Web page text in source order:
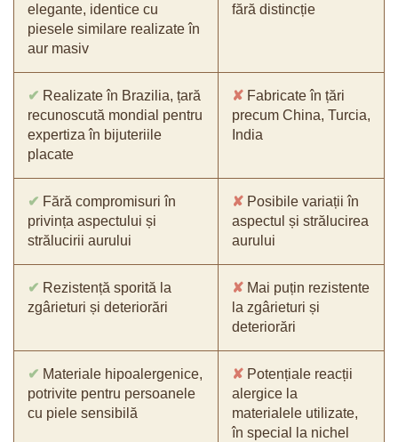
elegante, identice cu
piesele similare realizate în
aur masiv
fără distincție
✔ Realizate în Brazilia, țară
recunoscută mondial pentru
expertiza în bijuteriile
placate
✘ Fabricate în țări
precum China, Turcia,
India
✔ Fără compromisuri în
privința aspectului și
strălucirii aurului
✘ Posibile variații în
aspectul și strălucirea
aurului
✔ Rezistență sporită la
zgârieturi și deteriorări
✘ Mai puțin rezistente
la zgârieturi și
deteriorări
✔ Materiale hipoalergenice,
potrivite pentru persoanele
cu piele sensibilă
✘ Potențiale reacții
alergice la
materialele utilizate,
în special la nichel